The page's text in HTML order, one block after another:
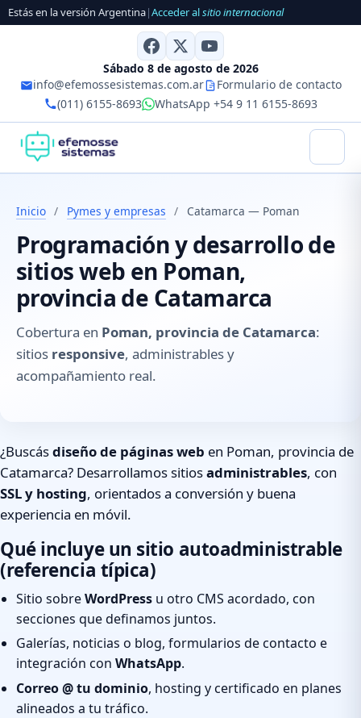
Estás en la versión Argentina|Acceder alsitio internacional
Sábado 8 de agosto de 2026
info@efemossesistemas.com.ar
Formulario de contacto
(011) 6155-8693
WhatsApp +54 9 11 6155-8693
Inicio / Pymes y empresas / Catamarca — Poman
Programación y desarrollo de
sitios web en Poman,
provincia de Catamarca
Cobertura en Poman, provincia de Catamarca:
sitios responsive, administrables y
acompañamiento real.
¿Buscásdiseño de páginas web en Poman, provincia de
Catamarca? Desarrollamos sitiosadministrables, con
SSL y hosting, orientados a conversión y buena
experiencia en móvil.
Qué incluye un sitio autoadministrable
(referencia típica)
Sitio sobreWordPress u otro CMS acordado, con
secciones que definamos juntos.
Galerías, noticias o blog, formularios de contacto e
integración con WhatsApp.
Correo @ tu dominio, hosting y certificado en planes
alineados a tu tráfico.